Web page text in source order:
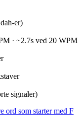
er)
· ~2.7s ved 20 WPM
signaler)
ord som starter med F